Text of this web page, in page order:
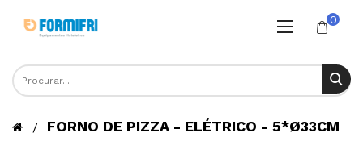
0
FORNO DE PIZZA - ELÉTRICO - 5*Ø33CM